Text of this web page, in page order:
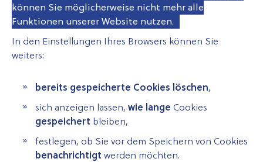
können Sie möglicherweise nicht mehr alle
Funktionen unserer Website nutzen.
In den Einstellungen Ihres Browsers können Sie
weiters:
bereits gespeicherte Cookies löschen,
sich anzeigen lassen, wie lange Cookies
gespeichert bleiben,
festlegen, ob Sie vor dem Speichern von Cookies
benachrichtigt werden möchten.